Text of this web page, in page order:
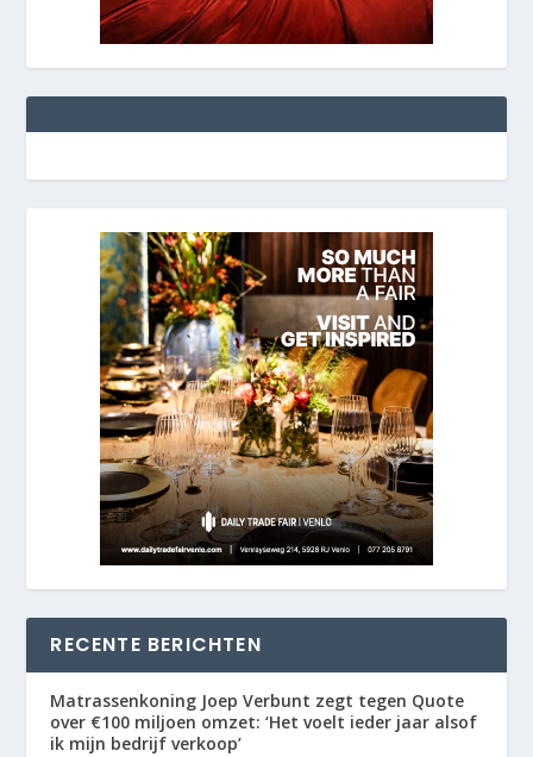
RECENTE BERICHTEN
Matrassenkoning Joep Verbunt zegt tegen Quote
over €100 miljoen omzet: ‘Het voelt ieder jaar alsof
ik mijn bedrijf verkoop’